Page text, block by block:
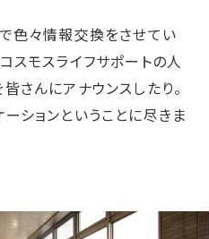
色々情報交換をさせてい
スモスライフサポートの人
さんにアナウンスしたり。
ションということに尽きま